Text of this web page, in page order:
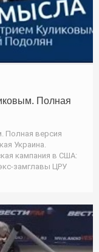
Полная
Полная версия
Украина.
кампания в США:
замглавы ЦРУ